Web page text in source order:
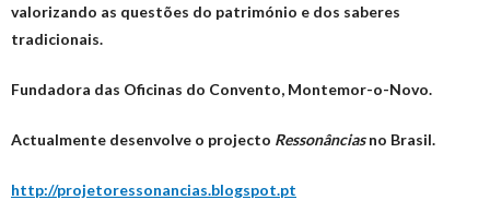
valorizando as questões do património e dos saberes
tradicionais.
Fundadora das Oficinas do Convento, Montemor-o-Novo.
Actualmente desenvolve o projecto Ressonânciasno Brasil.
http://projetoressonancias.blogspot.pt